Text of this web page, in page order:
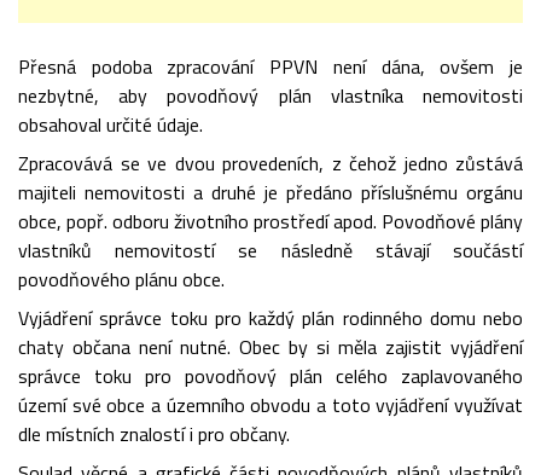
Přesná podoba zpracování PPVN není dána, ovšem je
nezbytné, aby povodňový plán vlastníka nemovitosti
obsahoval určité údaje.
Zpracovává se ve dvou provedeních, z čehož jedno zůstává
majiteli nemovitosti a druhé je předáno příslušnému orgánu
obce, popř. odboru životního prostředí apod. Povodňové plány
vlastníků nemovitostí se následně stávají součástí
povodňového plánu obce.
Vyjádření správce toku pro každý plán rodinného domu nebo
chaty občana není nutné. Obec by si měla zajistit vyjádření
správce toku pro povodňový plán celého zaplavovaného
území své obce a územního obvodu a toto vyjádření využívat
dle místních znalostí i pro občany.